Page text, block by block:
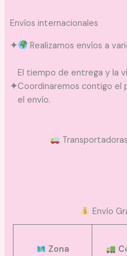
Envíos internacionales
✦
Realizamos envíos a
✦
El tiempo de entrega y la
Coordinaremos contigo el
el envío.
Envío
Zona